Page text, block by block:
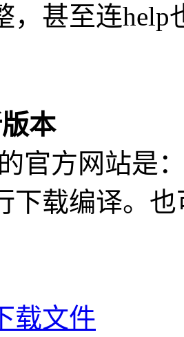
，甚至连
本
官方网站是
下载编译。
载文件